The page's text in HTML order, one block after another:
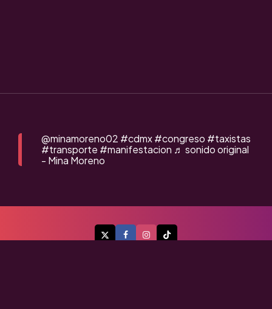
@minamoreno02 #cdmx#congreso #taxistas
#transporte #manifestacion ♬ sonido original
- Mina Moreno